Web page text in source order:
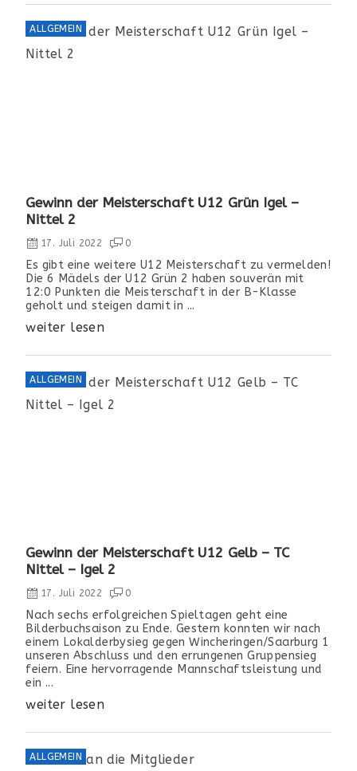
ALLGEMEIN
Gewinn der Meisterschaft U12 Grün Igel –
Nittel 2
17. Juli 2022 0
Es gibt eine weitere U12 Meisterschaft zu vermelden!
Die 6 Mädels der U12 Grün 2 haben souverän mit
12:0 Punkten die Meisterschaft in der B-Klasse
geholt und steigen damit in ...
weiter lesen
ALLGEMEIN
Gewinn der Meisterschaft U12 Gelb – TC
Nittel – Igel 2
17. Juli 2022 0
Nach sechs erfolgreichen Spieltagen geht eine
Bilderbuchsaison zu Ende. Gestern konnten wir nach
einem Lokalderbysieg gegen Wincheringen/Saarburg 1
unseren Abschluss und den errungenen Gruppensieg
feiern. Eine hervorragende Mannschaftsleistung und
ein ...
weiter lesen
ALLGEMEIN